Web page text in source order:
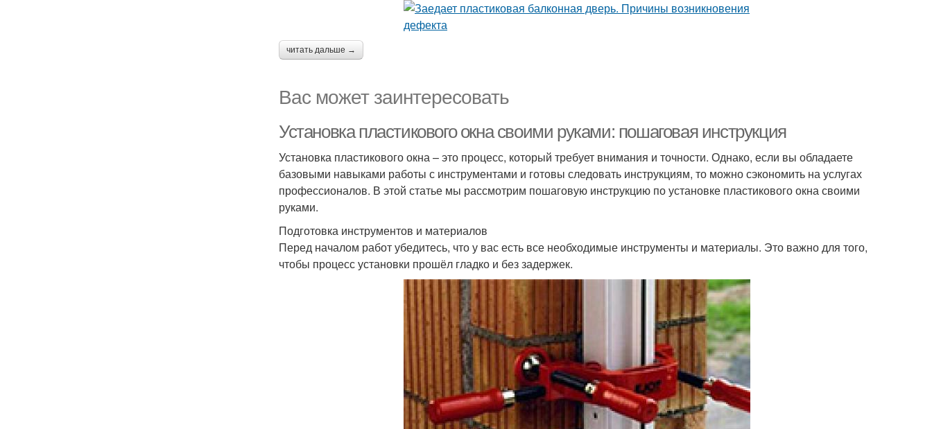
читать дальше →
Вас может заинтересовать
Установка пластикового окна своими руками: пошаговая инструкция
Установка пластикового окна – это процесс, который требует внимания и точности. Однако, если вы обладаете
базовыми навыками работы с инструментами и готовы следовать инструкциям, то можно сэкономить на услугах
профессионалов. В этой статье мы рассмотрим пошаговую инструкцию по установке пластикового окна своими
руками.
Подготовка инструментов и материалов
Перед началом работ убедитесь, что у вас есть все необходимые инструменты и материалы. Это важно для того,
чтобы процесс установки прошёл гладко и без задержек.